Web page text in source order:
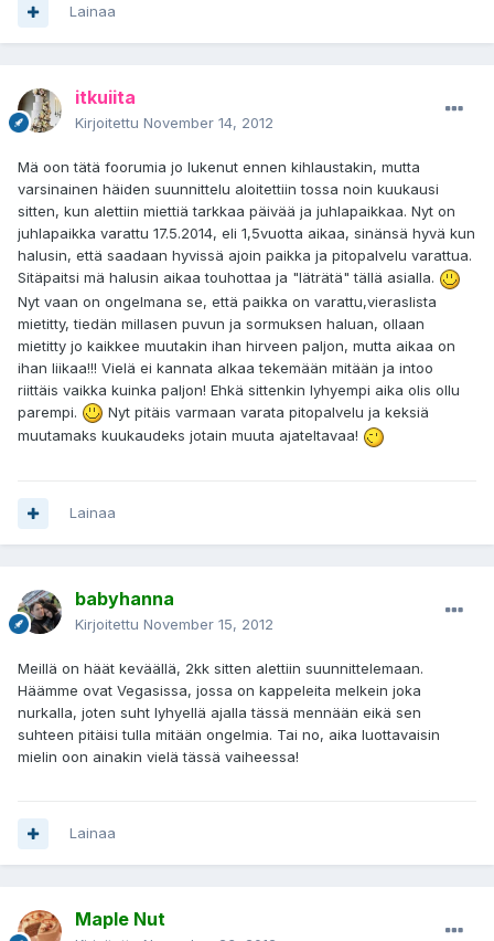
Lainaa
itkuiita
Kirjoitettu November 14, 2012
Mä oon tätä foorumia jo lukenut ennen kihlaustakin, mutta
varsinainen häiden suunnittelu aloitettiin tossa noin kuukausi
sitten, kun alettiin miettiä tarkkaa päivää ja juhlapaikkaa. Nyt on
juhlapaikka varattu 17.5.2014, eli 1,5vuotta aikaa, sinänsä hyvä kun
halusin, että saadaan hyvissä ajoin paikka ja pitopalvelu varattua.
Sitäpaitsi mä halusin aikaa touhottaa ja "läträtä" tällä asialla.
Nyt vaan on ongelmana se, että paikka on varattu,vieraslista
mietitty, tiedän millasen puvun ja sormuksen haluan, ollaan
mietitty jo kaikkee muutakin ihan hirveen paljon, mutta aikaa on
ihan liikaa!!! Vielä ei kannata alkaa tekemään mitään ja intoo
riittäis vaikka kuinka paljon! Ehkä sittenkin lyhyempi aika olis ollu
parempi.
Nyt pitäis varmaan varata pitopalvelu ja keksiä
muutamaks kuukaudeks jotain muuta ajateltavaa!
Lainaa
babyhanna
Kirjoitettu November 15, 2012
Meillä on häät keväällä, 2kk sitten alettiin suunnittelemaan.
Häämme ovat Vegasissa, jossa on kappeleita melkein joka
nurkalla, joten suht lyhyellä ajalla tässä mennään eikä sen
suhteen pitäisi tulla mitään ongelmia. Tai no, aika luottavaisin
mielin oon ainakin vielä tässä vaiheessa!
Lainaa
Maple Nut